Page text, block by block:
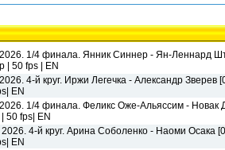
2026. 1/4 финала. Янник Синнер - Ян-Леннард
| 50 fps | EN
4-й круг. Иржи Легечка - Александр Зверев
EN
1/4 финала. Феликс Оже-Альяссим - Новак
50 fps| EN
4-й круг. Арина Соболенко - Наоми Осака
EN